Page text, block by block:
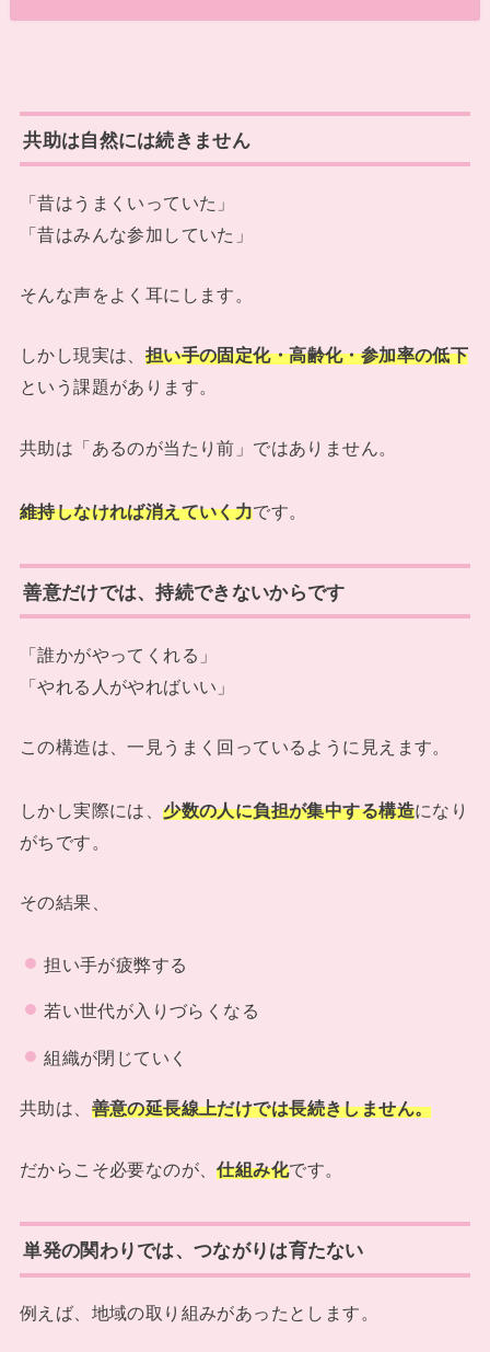
共助は自然には続きません
「昔はうまくいっていた」
「昔はみんな参加していた」
そんな声をよく耳にします。
しかし現実は、 担い手の固定化・高齢化・参加率の低下
という課題があります。
共助は「あるのが当たり前」ではありません。
維持しなければ消えていく力です。
善意だけでは、持続できないからです
「誰かがやってくれる」
「やれる人がやればいい」
この構造は、一見うまく回っているように見えます。
しかし実際には、少数の人に負担が集中する構造になり
がちです。
その結果、
担い手が疲弊する
若い世代が入りづらくなる
組織が閉じていく
共助は、 善意の延長線上だけでは長続きしません。
だからこそ必要なのが、仕組み化です。
単発の関わりでは、つながりは育たない
例えば、地域の取り組みがあったとします。